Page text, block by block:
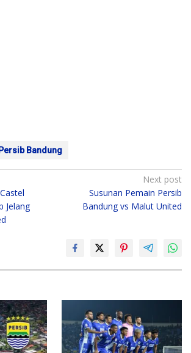
Persib Bandung
Jelang
Next post
Susunan Pemain Persib
Bandung vs Malut United